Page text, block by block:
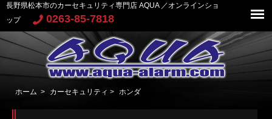
長野県松本市のカーセキュリティ専門店 AQUA ／オンラインショ
ップ
0263-85-7818
ホーム > カーセキュリティ > ホンダ